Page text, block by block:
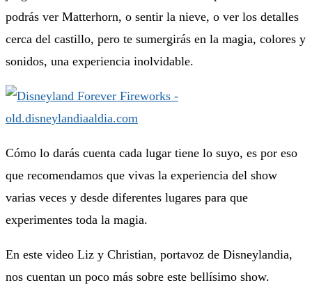
podrás ver Matterhorn, o sentir la nieve, o ver los detalles
cerca del castillo, pero te sumergirás en la magia, colores y
sonidos, una experiencia inolvidable.
Cómo lo darás cuenta cada lugar tiene lo suyo, es por eso
que recomendamos que vivas la experiencia del show
varias veces y desde diferentes lugares para que
experimentes toda la magia.
En este video Liz y Christian, portavoz de Disneylandia,
nos cuentan un poco más sobre este bellísimo show.